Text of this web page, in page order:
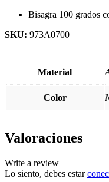
Bisagra 100 grados
SKU: 973A0700
Material
Color
Valoraciones
Write a review
Lo siento, debes estar